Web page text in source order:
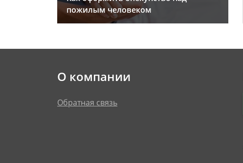
пожилым человеком
О компании
Обратная связь